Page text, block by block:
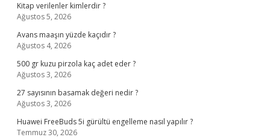
Kitap verilenler kimlerdir ?
Ağustos 5, 2026
Avans maaşın yüzde kaçıdır ?
Ağustos 4, 2026
500 gr kuzu pirzola kaç adet eder ?
Ağustos 3, 2026
27 sayısının basamak değeri nedir ?
Ağustos 3, 2026
Huawei FreeBuds 5i gürültü engelleme nasıl yapılır ?
Temmuz 30, 2026